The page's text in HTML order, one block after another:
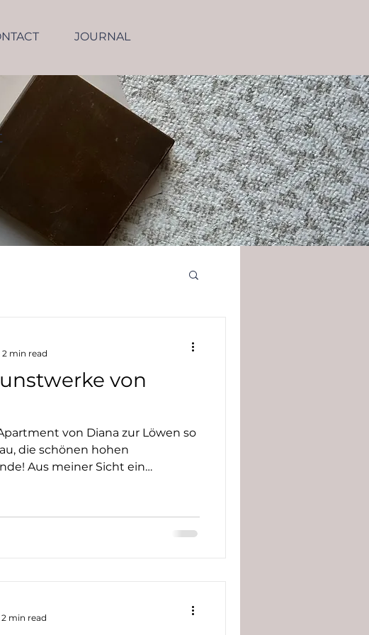
JOURNAL
von
von Diana zur Löwen so
die schönen hohen
Aus meiner Sicht ein
2 min read
2 min read